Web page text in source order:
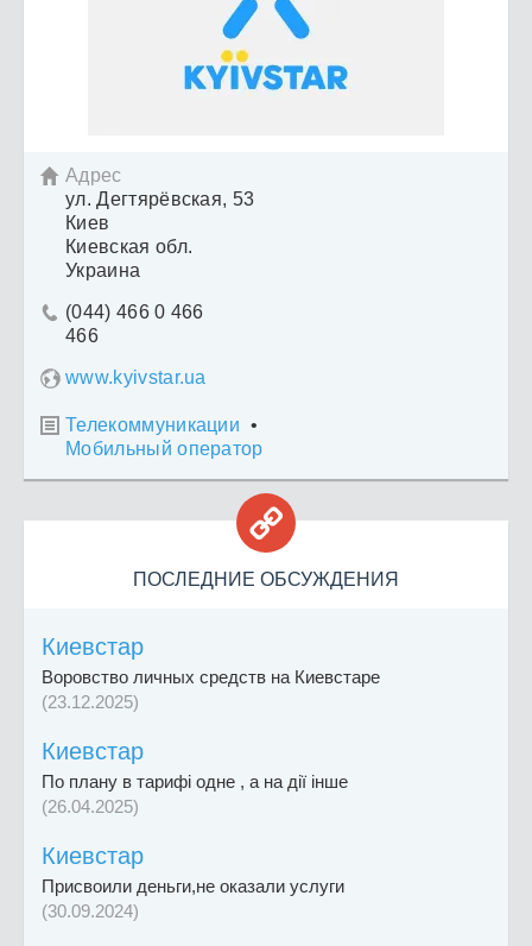
 Адрес
ул. Дегтярёвская, 53
Киев
Киевская обл.
Украина
 (044) 466 0 466
466
www.kyivstar.ua
 Телекоммуникации •
Мобильный оператор

ПОСЛЕДНИЕ ОБСУЖДЕНИЯ
Киевстар
Воровство личных средств на Киевстаре
(23.12.2025)
Киевстар
По плану в тарифі одне , а на дії інше
(26.04.2025)
Киевстар
Присвоили деньги,не оказали услуги
(30.09.2024)